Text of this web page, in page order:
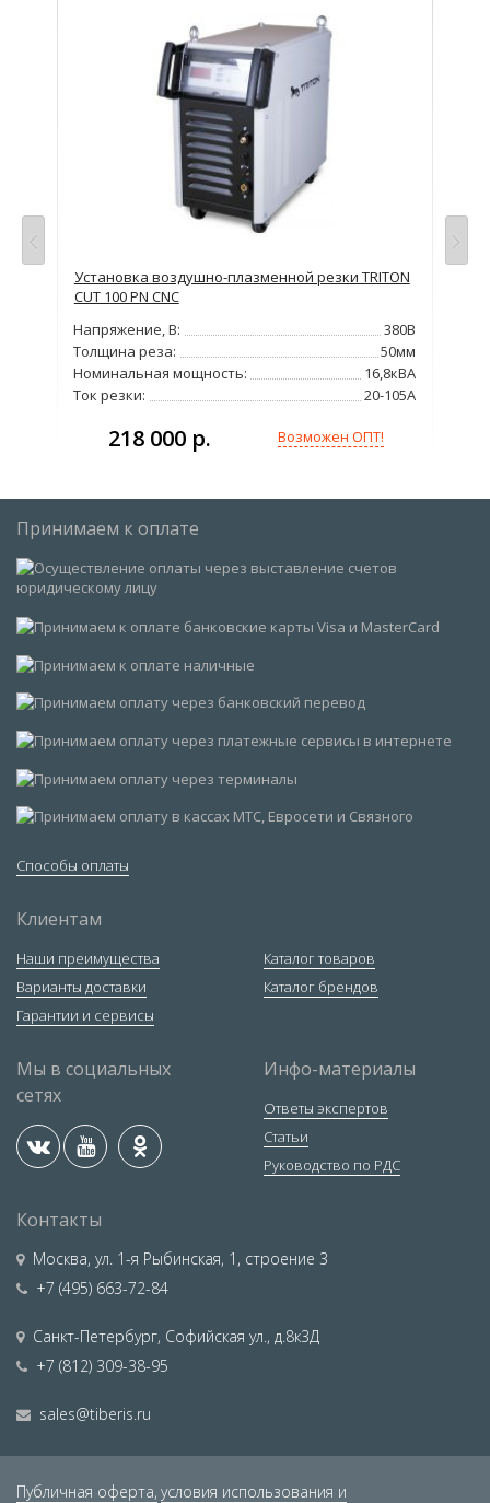
Установка воздушно-плазменной резки TRITON
CUT 100 PN CNC
Напряжение, В:
380В
Толщина реза:
50мм
Номинальная мощность:
16,8кВА
Ток резки:
20-105А
218 000 р. Возможен ОПТ!
Принимаем к оплате
Способы оплаты
Клиентам
Наши преимущества
Варианты доставки
Гарантии и сервисы
Каталог товаров
Каталог брендов
Мы в социальных
сетях
Инфо-материалы
Ответы экспертов
Статьи
Руководство по РДС
Контакты
Москва, ул. 1-я Рыбинская, 1, строение 3
+7 (495) 663-72-84
Санкт-Петербург, Софийская ул., д.8к3Д
+7 (812) 309-38-95
sales@tiberis.ru
Публичная оферта, условия использования и